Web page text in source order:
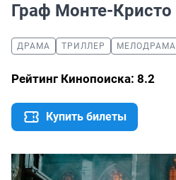
Граф Монте-Кристо
ДРАМА ТРИЛЛЕР МЕЛОДРАМА
Рейтинг Кинопоиска: 8.2
Купить билеты